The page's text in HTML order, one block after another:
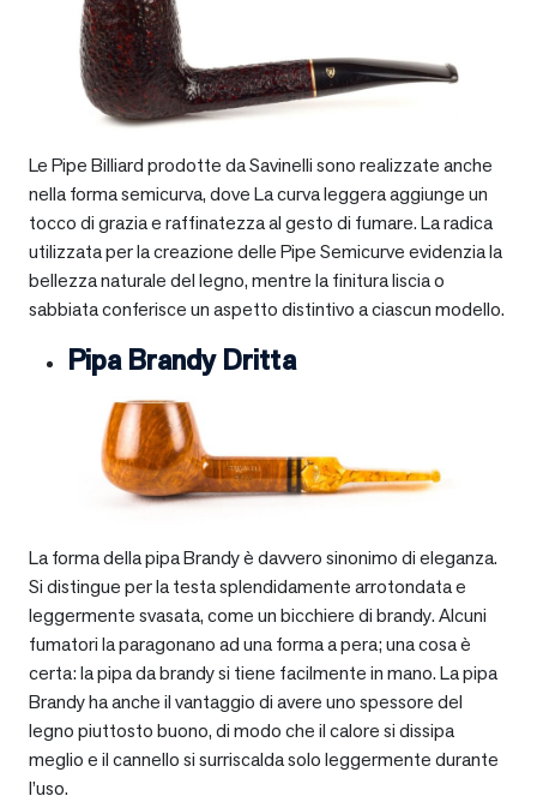
Le Pipe Billiard prodotte da Savinelli sono realizzate anche
nella forma semicurva, dove La curva leggera aggiunge un
tocco di grazia e raffinatezza al gesto di fumare. La radica
utilizzata per la creazione delle Pipe Semicurve evidenzia la
bellezza naturale del legno, mentre la finitura liscia o
sabbiata conferisce un aspetto distintivo a ciascun modello.
Pipa Brandy Dritta
La forma della pipa Brandy è davvero sinonimo di eleganza.
Si distingue per la testa splendidamente arrotondata e
leggermente svasata, come un bicchiere di brandy. Alcuni
fumatori la paragonano ad una forma a pera; una cosa è
certa: la pipa da brandy si tiene facilmente in mano. La pipa
Brandy ha anche il vantaggio di avere uno spessore del
legno piuttosto buono, di modo che il calore si dissipa
meglio e il cannello si surriscalda solo leggermente durante
l’uso.